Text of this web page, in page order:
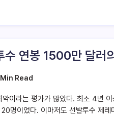
수 연봉 1500만 달
Read
이라는 평가가 많았다. 최소 4년
명이었다. 이마저도 선발투수 제